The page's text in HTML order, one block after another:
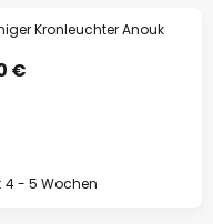
Kronleuchter Anouk
€
4 - 5 Wochen